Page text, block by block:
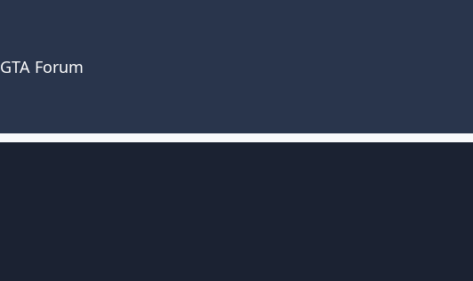
GTA Forum